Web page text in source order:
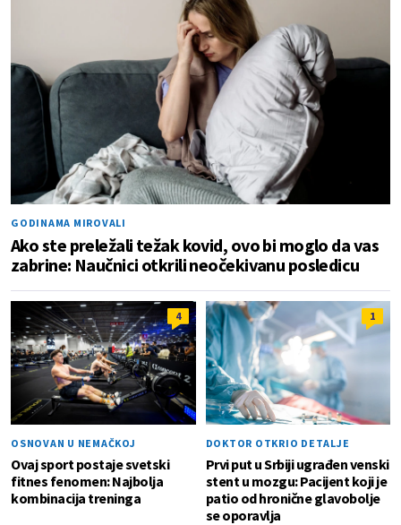
GODINAMA MIROVALI
Ako ste preležali težak kovid, ovo bi moglo da vas
zabrine: Naučnici otkrili neočekivanu posledicu
4
OSNOVAN U NEMAČKOJ
Ovaj sport postaje svetski
fitnes fenomen: Najbolja
kombinacija treninga
1
DOKTOR OTKRIO DETALJE
Prvi put u Srbiji ugrađen venski
stent u mozgu: Pacijent koji je
patio od hronične glavobolje
se oporavlja